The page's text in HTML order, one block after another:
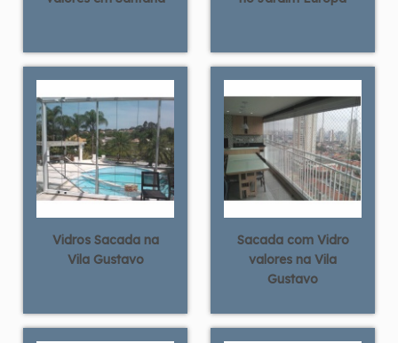
Vidros Sacada na
Vila Gustavo
Sacada com Vidro
valores na Vila
Gustavo